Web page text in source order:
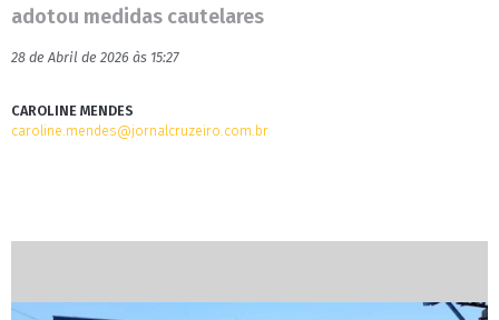
adotou medidas cautelares
28 de Abril de 2026 às 15:27
CAROLINE MENDES
caroline.mendes@jornalcruzeiro.com.br